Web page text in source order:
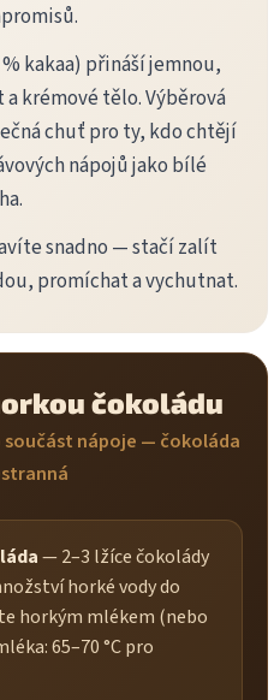
% kakaa) přináší jemnou,
krémové tělo. Výběrová
chuť pro ty, kdo chtějí
nápojů jako bílé
snadno — stačí zalít
promíchat a vychutnat.
čokoládu
nápoje — čokoláda
— 2–3 lžíce čokolády
horké vody do
horkým mlékem (nebo
65–70 °C pro